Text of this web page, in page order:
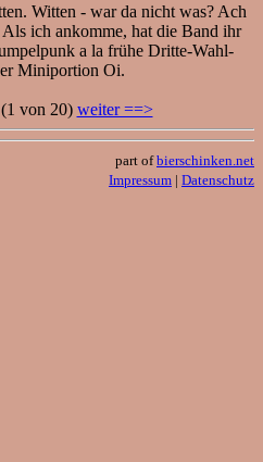
Witten - war da nicht was? Ach
ich ankomme, hat die Band ihr
a la frühe Dritte-Wahl-
Miniportion Oi.
von 20) weiter ==>
part ofbierschinken.net
Impressum | Datenschutz